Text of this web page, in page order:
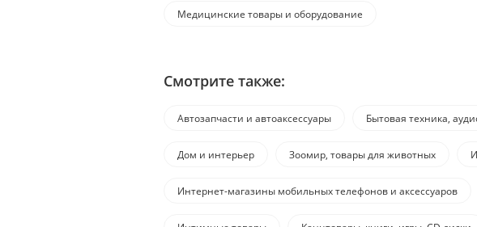
Медицинские товары и оборудование
Смотрите также:
Автозапчасти и автоаксессуары Бытовая техника,
Дом и интерьер Зоомир, товары для животных
Интернет-магазины мобильных телефонов и аксессуаров